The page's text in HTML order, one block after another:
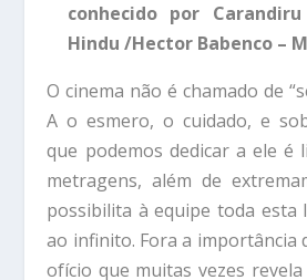
conhecido por
Hindu /Hector Babenco –
O cinema não é chamado de
A o esmero, o cuidado, e
que podemos dedicar a ele é
metragens, além de
possibilita à equipe toda esta
ao infinito. Fora a importância
ofício que muitas vezes